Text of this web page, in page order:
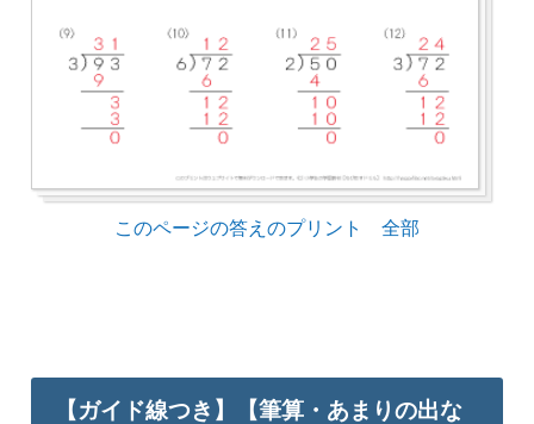
このページの答えのプリント 全部
【ガイド線つき】【筆算・あまりの出な